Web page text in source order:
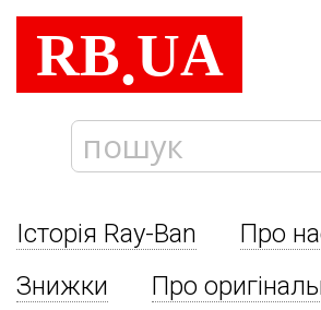
RB.UA
Історія Ray-Ban Про
Знижки
Про